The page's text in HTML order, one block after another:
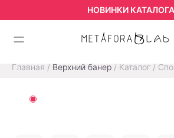
НОВИНКИ
Главная / Верхний банер / Каталог /